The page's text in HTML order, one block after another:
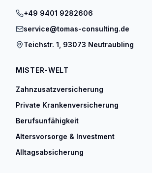
+49 9401 9282606
service@tomas-consulting.de
Teichstr. 1, 93073 Neutraubling
MISTER-WELT
Zahnzusatzversicherung
Private Krankenversicherung
Berufsunfähigkeit
Altersvorsorge & Investment
Alltagsabsicherung